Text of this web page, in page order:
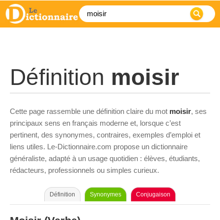
Définition moisir
Cette page rassemble une définition claire du mot moisir, ses
principaux sens en français moderne et, lorsque c’est
pertinent, des synonymes, contraires, exemples d’emploi et
liens utiles. Le-Dictionnaire.com propose un dictionnaire
généraliste, adapté à un usage quotidien : élèves, étudiants,
rédacteurs, professionnels ou simples curieux.
Définition Synonymes Conjugaison